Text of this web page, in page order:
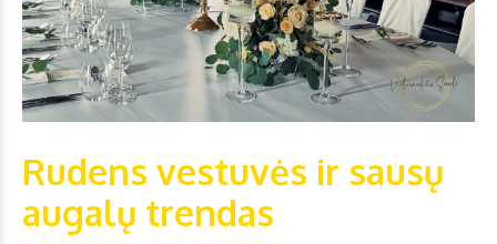
Rudens vestuvės ir sausų
augalų trendas